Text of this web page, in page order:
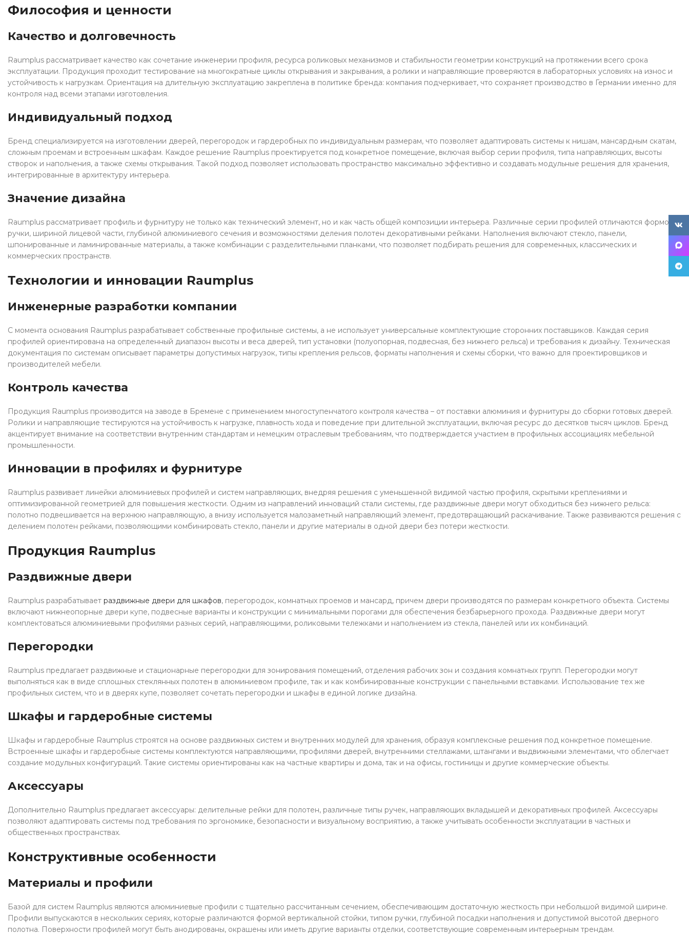
Философия и ценности
Качество и долговечность
Raumplus рассматривает качество как сочетание инженерии профиля, ресурса роликовых механизмов и стабильности геометрии конструкций на протяжении всего срока
эксплуатации. Продукция проходит тестирование на многократные циклы открывания и закрывания, а ролики и направляющие проверяются в лабораторных условиях на износ и
устойчивость к нагрузкам. Ориентация на длительную эксплуатацию закреплена в политике бренда: компания подчеркивает, что сохраняет производство в Германии именно для
контроля над всеми этапами изготовления.
Индивидуальный подход
Бренд специализируется на изготовлении дверей, перегородок и гардеробных по индивидуальным размерам, что позволяет адаптировать системы к нишам, мансардным скатам,
сложным проемам и встроенным шкафам. Каждое решение Raumplus проектируется под конкретное помещение, включая выбор серии профиля, типа направляющих, высоты
створок и наполнения, а также схемы открывания. Такой подход позволяет использовать пространство максимально эффективно и создавать модульные решения для хранения,
интегрированные в архитектуру интерьера.
Значение дизайна
Raumplus рассматривает профиль и фурнитуру не только как технический элемент, но и как часть общей композиции интерьера. Различные серии профилей отличаются формой
ручки, шириной лицевой части, глубиной алюминиевого сечения и возможностями деления полотен декоративными рейками. Наполнения включают стекло, панели,
шпонированные и ламинированные материалы, а также комбинации с разделительными планками, что позволяет подбирать решения для современных, классических и
коммерческих пространств.
Технологии и инновации Raumplus
Инженерные разработки компании
С момента основания Raumplus разрабатывает собственные профильные системы, а не использует универсальные комплектующие сторонних поставщиков. Каждая серия
профилей ориентирована на определенный диапазон высоты и веса дверей, тип установки (полуопорная, подвесная, без нижнего рельса) и требования к дизайну. Техническая
документация по системам описывает параметры допустимых нагрузок, типы крепления рельсов, форматы наполнения и схемы сборки, что важно для проектировщиков и
производителей мебели.
Контроль качества
Продукция Raumplus производится на заводе в Бремене с применением многоступенчатого контроля качества – от поставки алюминия и фурнитуры до сборки готовых дверей.
Ролики и направляющие тестируются на устойчивость к нагрузке, плавность хода и поведение при длительной эксплуатации, включая ресурс до десятков тысяч циклов. Бренд
акцентирует внимание на соответствии внутренним стандартам и немецким отраслевым требованиям, что подтверждается участием в профильных ассоциациях мебельной
промышленности.
Инновации в профилях и фурнитуре
Raumplus развивает линейки алюминиевых профилей и систем направляющих, внедряя решения с уменьшенной видимой частью профиля, скрытыми креплениями и
оптимизированной геометрией для повышения жесткости. Одним из направлений инноваций стали системы, где раздвижные двери могут обходиться без нижнего рельса:
полотно подвешивается на верхнюю направляющую, а внизу используется малозаметный направляющий элемент, предотвращающий раскачивание. Также развиваются решения с
делением полотен рейками, позволяющими комбинировать стекло, панели и другие материалы в одной двери без потери жесткости.
Продукция Raumplus
Раздвижные двери
Raumplus разрабатывает раздвижные двери для шкафов, перегородок, комнатных проемов и мансард, причем двери производятся по размерам конкретного объекта. Системы
включают нижнеопорные двери купе, подвесные варианты и конструкции с минимальными порогами для обеспечения безбарьерного прохода. Раздвижные двери могут
комплектоваться алюминиевыми профилями разных серий, направляющими, роликовыми тележками и наполнением из стекла, панелей или их комбинаций.
Перегородки
Raumplus предлагает раздвижные и стационарные перегородки для зонирования помещений, отделения рабочих зон и создания комнатных групп. Перегородки могут
выполняться как в виде сплошных стеклянных полотен в алюминиевом профиле, так и как комбинированные конструкции с панельными вставками. Использование тех же
профильных систем, что и в дверях купе, позволяет сочетать перегородки и шкафы в единой логике дизайна.
Шкафы и гардеробные системы
Шкафы и гардеробные Raumplus строятся на основе раздвижных систем и внутренних модулей для хранения, образуя комплексные решения под конкретное помещение.
Встроенные шкафы и гардеробные системы комплектуются направляющими, профилями дверей, внутренними стеллажами, штангами и выдвижными элементами, что облегчает
создание модульных конфигураций. Такие системы ориентированы как на частные квартиры и дома, так и на офисы, гостиницы и другие коммерческие объекты.
Аксессуары
Дополнительно Raumplus предлагает аксессуары: делительные рейки для полотен, различные типы ручек, направляющих вкладышей и декоративных профилей. Аксессуары
позволяют адаптировать системы под требования по эргономике, безопасности и визуальному восприятию, а также учитывать особенности эксплуатации в частных и
общественных пространствах.
Конструктивные особенности
Материалы и профили
Базой для систем Raumplus являются алюминиевые профили с тщательно рассчитанным сечением, обеспечивающим достаточную жесткость при небольшой видимой ширине.
Профили выпускаются в нескольких сериях, которые различаются формой вертикальной стойки, типом ручки, глубиной посадки наполнения и допустимой высотой дверного
полотна. Поверхности профилей могут быть анодированы, окрашены или иметь другие варианты отделки, соответствующие современным интерьерным трендам.
ВК